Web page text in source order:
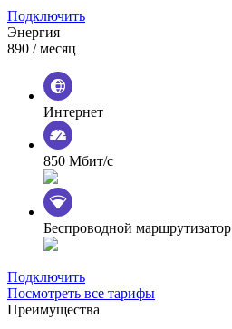
Подключить
Энергия
890 / месяц
Интернет
850 Мбит/с
Беспроводной маршрутизатор
Подключить
Посмотреть все тарифы
Преимущества